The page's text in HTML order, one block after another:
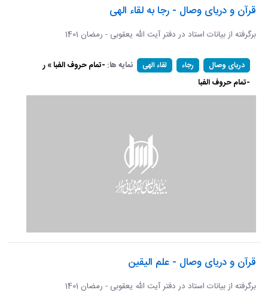
قرآن و دریای وصال - رجا به لقاء الهی
برگرفته از بیانات استاد در دفتر آیت الله یعقوبی - رمضان 1401
دریای وصال رجاء لقاء الهی نمایه ها: -تمام حروف الفبا » ر
-تمام حروف الفبا
قرآن و دریای وصال - علم الیقین
برگرفته از بیانات استاد در دفتر آیت الله یعقوبی - رمضان 1401